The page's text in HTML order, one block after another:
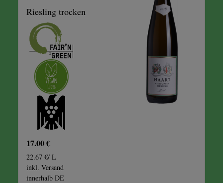
Riesling trocken
17.00 €
22.67 €/ L
inkl. Versand
innerhalb DE